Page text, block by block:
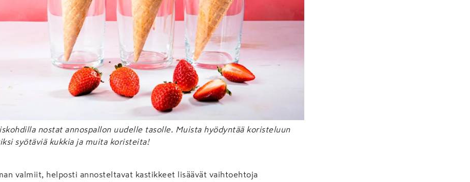
nostat annospallon uudelle tasolle. Muista hyödyntää koristeluun
syötäviä kukkia ja muita koristeita!
valmiit, helposti annosteltavat kastikkeet lisäävät vaihtoehtoja